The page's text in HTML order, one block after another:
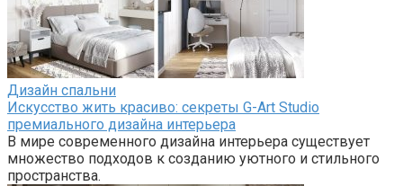
Дизайн спальни
Искусство жить красиво: секреты G-Art Studio
премиального дизайна интерьера
В мире современного дизайна интерьера существует
множество подходов к созданию уютного и стильного
пространства.